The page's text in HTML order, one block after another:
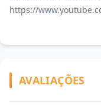
https://
AVALIAÇÕES